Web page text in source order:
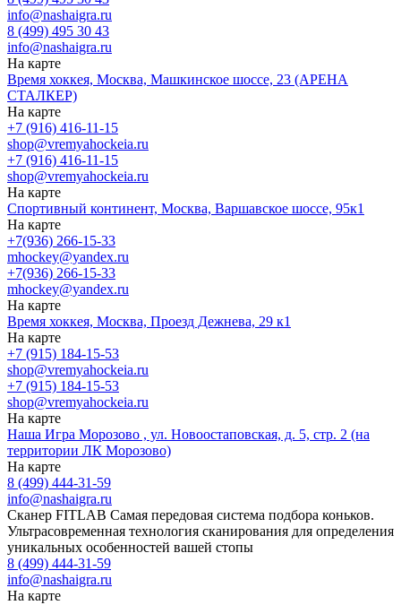
info@nashaigra.ru
8 (499) 495 30 43
info@nashaigra.ru
На карте
Время хоккея, Москва, Машкинское шоссе, 23 (АРЕНА
СТАЛКЕР)
На карте
+7 (916) 416-11-15
shop@vremyahockeia.ru
+7 (916) 416-11-15
shop@vremyahockeia.ru
На карте
Спортивный континент, Москва, Варшавское шоссе, 95к1
На карте
+7(936) 266-15-33
mhockey@yandex.ru
+7(936) 266-15-33
mhockey@yandex.ru
На карте
Время хоккея, Москва, Проезд Дежнева, 29 к1
На карте
+7 (915) 184-15-53
shop@vremyahockeia.ru
+7 (915) 184-15-53
shop@vremyahockeia.ru
На карте
Наша Игра Морозово , ул. Новоостаповская, д. 5, стр. 2 (на
территории ЛК Морозово)
На карте
8 (499) 444-31-59
info@nashaigra.ru
Сканер FITLAB Самая передовая система подбора коньков.
Ультрасовременная технология сканирования для определения
уникальных особенностей вашей стопы
8 (499) 444-31-59
info@nashaigra.ru
На карте